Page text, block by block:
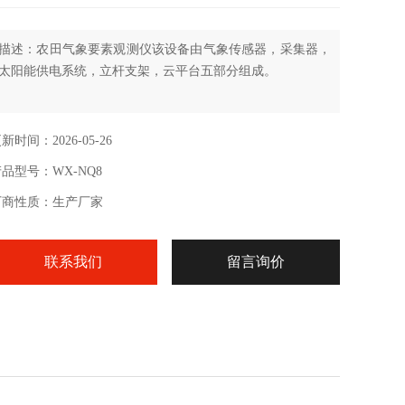
述：农田气象要素观测仪该设备由气象传感器，采集器，
太阳能供电系统，立杆支架，云平台五部分组成。
新时间：2026-05-26
品型号：WX-NQ8
商性质：生产厂家
联系我们 留言询价